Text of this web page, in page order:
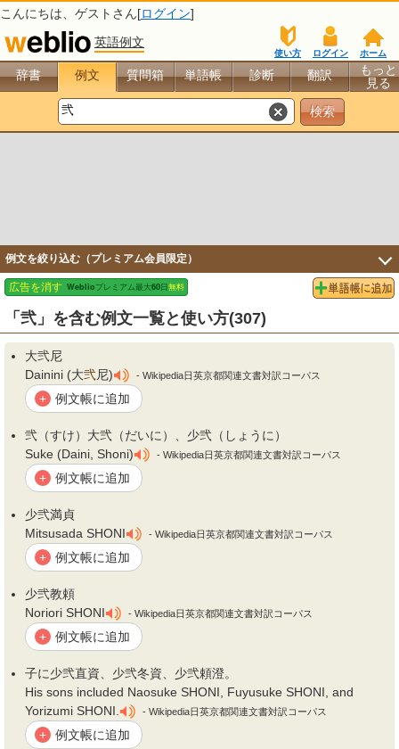
こんにちは、 ゲスト さん[ログイン]
英語例文
ホーム
ログイン
使い方
辞書 例文 質問箱 単語帳 診断 翻訳
もっと
見る
例文を絞り込む（プレミアム会員限定）
「弐」を含む例文一覧と使い方(307)
大弐尼
Dainini (大弐尼) - Wikipedia日英京都関連文書対訳コーパス
+ 例文帳に追加
弐 （すけ）大弐 （だいに）、少弐 （しょうに）
Suke (Daini, Shoni)
- Wikipedia日英京都関連文書対訳コーパス
+ 例文帳に追加
少弐満貞
Mitsusada SHONI
- Wikipedia日英京都関連文書対訳コーパス
+ 例文帳に追加
少弐教頼
Noriori SHONI
- Wikipedia日英京都関連文書対訳コーパス
+ 例文帳に追加
子に少弐直資、少弐冬資、少弐頼澄。
His sons included Naosuke SHONI, Fuyusuke SHONI, and
Yorizumi SHONI.
- Wikipedia日英京都関連文書対訳コーパス
+ 例文帳に追加